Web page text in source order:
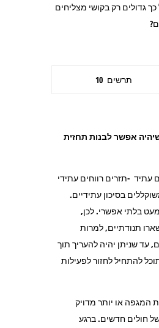
גדולים רק בקושי מצליחים
תרשים 10
אפשר לבנות תחזית
-תזרים רווחים עתידי
בסיכון עתידיים.
בלתי אפשרי. לכן,
תנודתיים, למרות
עד שניתן יהיה להעריך תוך
להתחיל לחזור לפעילות
המגפה או יותר מדויק
חולים חדשים. ברגע